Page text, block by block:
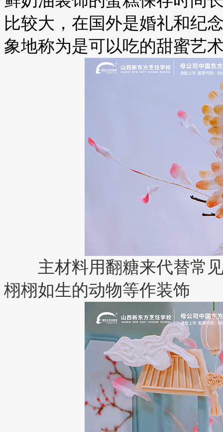
比较大，在国外是婚礼和纪
象地称为是可以吃的甜蜜艺
主材料用翻糖来代替常
栩栩如生的动物等作装饰